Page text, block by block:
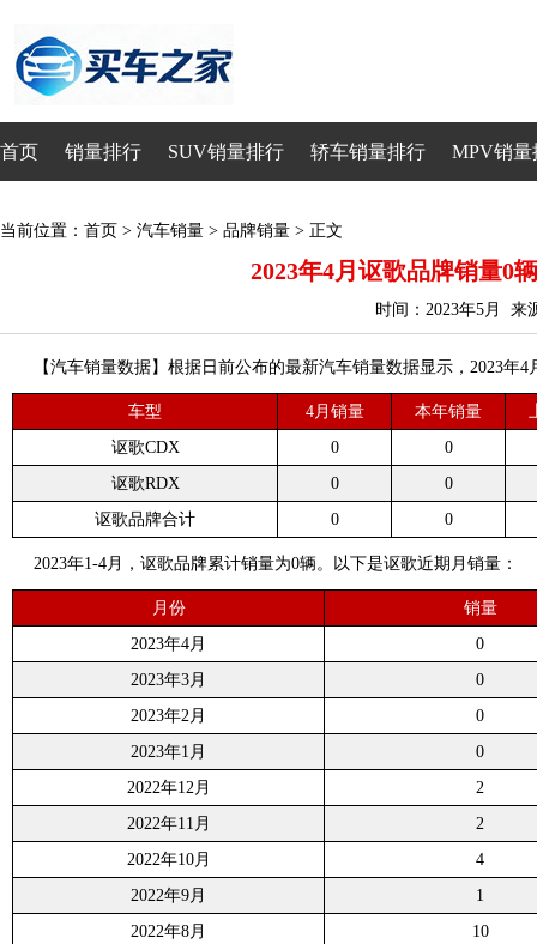
首页 销量排行 SUV销量排行 轿车销量排行 MPV销量
当前位置： 首页 > 汽车销量 > 品牌销量 > 正文
2023年4月讴歌品牌销量0
时间：2023年5月 来
【汽车销量数据】根据日前公布的最新汽车销量数据显示，2023年
车型 4月销量 本年销量
讴歌CDX
0
0
讴歌RDX
0
0
讴歌品牌合计
0 0
2023年1-4月，讴歌品牌累计销量为0辆。以下是讴歌近期月销量：
月份
销量
2023年4月
0
2023年3月
0
2023年2月
0
2023年1月
0
2022年12月
2
2022年11月
2
2022年10月
4
2022年9月
1
2022年8月
10